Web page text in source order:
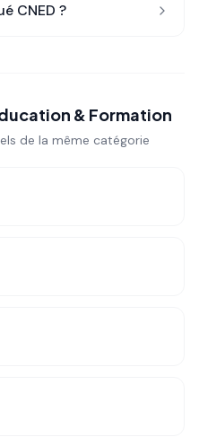
CNED ?
& Formation
de la même catégorie